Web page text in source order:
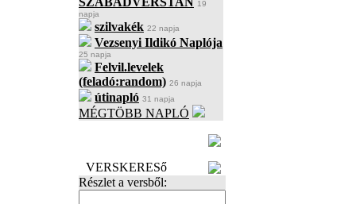
19
napja
szilvakék 22 napja
Vezsenyi Ildikó Naplója
25 napja
Felvil.levelek
(feladó:random) 26 napja
útinapló 31 napja
MÉGTÖBB NAPLÓ
VERSKERESő
Részlet a versből: